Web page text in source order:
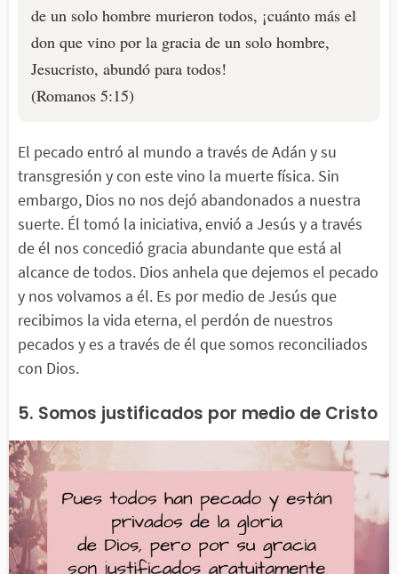
de un solo hombre murieron todos, ¡cuánto más el
don que vino por la gracia de un solo hombre,
Jesucristo, abundó para todos!
(Romanos 5:15)
El pecado entró al mundo a través de Adán y su
transgresión y con este vino la muerte física. Sin
embargo, Dios no nos dejó abandonados a nuestra
suerte. Él tomó la iniciativa, envió a Jesús y a través
de él nos concedió gracia abundante que está al
alcance de todos. Dios anhela que dejemos el pecado
y nos volvamos a él. Es por medio de Jesús que
recibimos la vida eterna, el perdón de nuestros
pecados y es a través de él que somos reconciliados
con Dios.
5. Somos justificados por medio de Cristo